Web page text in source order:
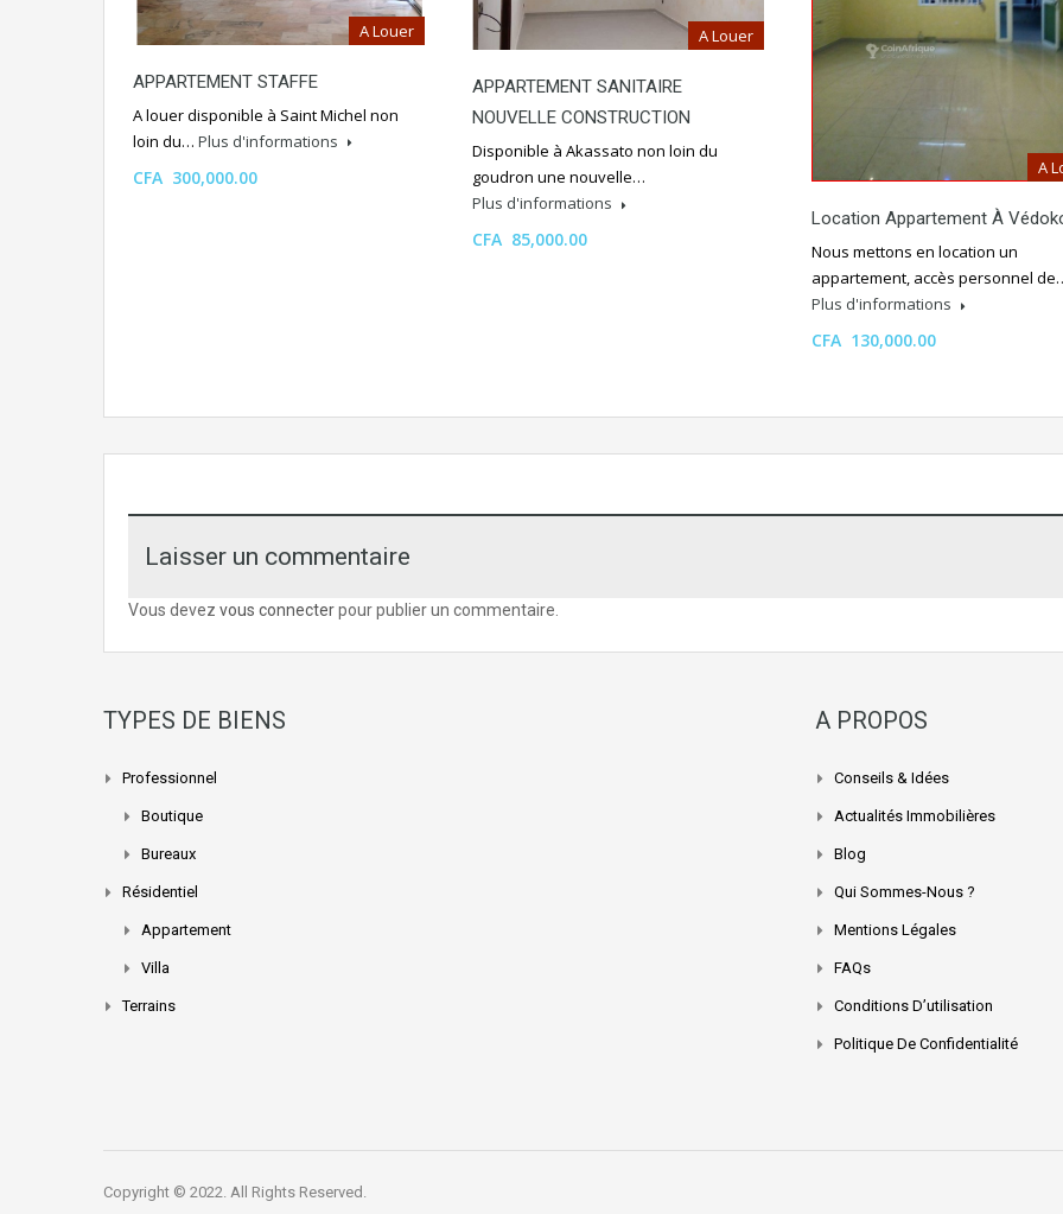
A Louer
APPARTEMENT STAFFE
A louer disponible à Saint Michel non
loin du… Plus d'informations
CFA 300,000.00
A Louer
APPARTEMENT SANITAIRE
NOUVELLE CONSTRUCTION
Disponible à Akassato non loin du
goudron une nouvelle…
Plus d'informations
CFA 85,000.00
A
Location Appartement À
Nous mettons en location un
appartement, accès personnel
Plus d'informations
CFA 130,000.00
Laisser un commentaire
Vous devez vous connecterpour publier un commentaire.
TYPES DE BIENS
Professionnel
Boutique
Bureaux
Résidentiel
Appartement
Villa
Terrains
A PROPOS
Conseils & Idées
Actualités Immobilières
Blog
Qui Sommes-Nous ?
Mentions Légales
FAQs
Conditions D’utilisation
Politique De Confidentialité
Copyright © 2022. All Rights Reserved.